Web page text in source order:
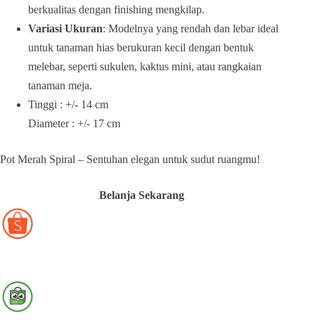
berkualitas dengan finishing mengkilap.
Variasi Ukuran: Modelnya yang rendah dan lebar ideal
untuk tanaman hias berukuran kecil dengan bentuk
melebar, seperti sukulen, kaktus mini, atau rangkaian
tanaman meja.
Tinggi : +/- 14 cm
Diameter : +/- 17 cm
Pot Merah Spiral – Sentuhan elegan untuk sudut ruangmu!
Belanja Sekarang